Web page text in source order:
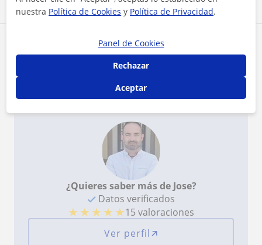
Ver todas las valoraciones
Reconocimientos
Jose tiene el Perfil Verificado
¿Quieres saber más de Jose?
Datos verificados
★ ★ ★ ★ ★15 valoraciones
Ver perfil
nuestra Política de Cookies y Política de Privacidad.
Panel de Cookies
Rechazar
Aceptar